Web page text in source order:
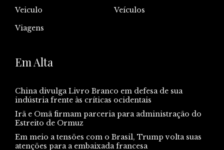
Veiculo
Veículos
Viagens
Em Alta
China divulga Livro Branco em defesa de sua
indústria frente às críticas ocidentais
Irã e Omã firmam parceria para administração do
Estreito de Ormuz
Em meio a tensões com o Brasil, Trump volta suas
atenções para a embaixada francesa